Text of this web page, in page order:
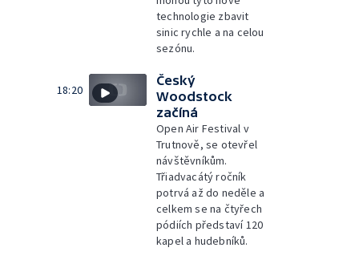
technologie zbavit
sinic rychle a na celou
sezónu.
18:20
Český
Woodstock
začíná
Open Air Festival v
Trutnově, se otevřel
návštěvníkům.
Třiadvacátý ročník
potrvá až do neděle a
celkem se na čtyřech
pódiích představí 120
kapel a hudebníků.